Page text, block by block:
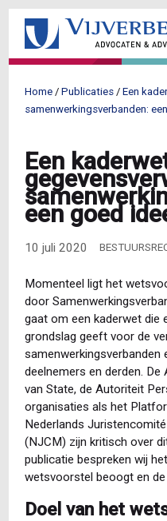
Overslaan
de
gaanKruimelpad
Home Publicaties
Een
samenwerkingsverbanden:
Een
een goed
10 juli 2020
Momenteel ligt het
door
gaat om een kaderwet die
grondslag geeft voor de
samenwerkingsverbanden
deelnemers en derden. De
van State, de Autoriteit
organisaties als het
Nederlands
(NJCM) zijn kritisch over
publicatie bespreken wij
wetsvoorstel beoogt en
Doel van het